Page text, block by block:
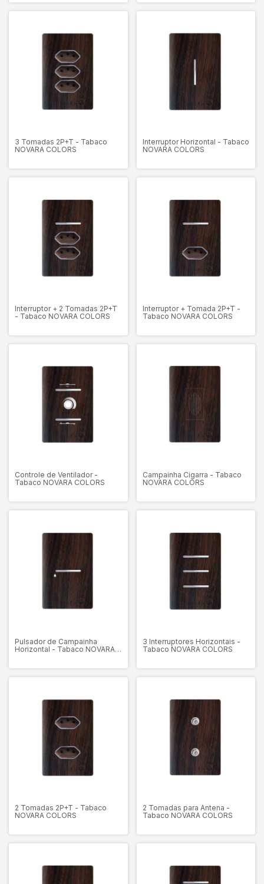
3 Tomadas 2P+T - Tabaco
NOVARA COLORS
Interruptor Horizontal - Tabaco
NOVARA COLORS
Interruptor + 2 Tomadas 2P+T
- Tabaco NOVARA COLORS
Interruptor + Tomada 2P+T -
Tabaco NOVARA COLORS
Controle de Ventilador -
Tabaco NOVARA COLORS
Campainha Cigarra - Tabaco
NOVARA COLORS
Pulsador de Campainha
Horizontal - Tabaco NOVARA
3 Interruptores Horizontais -
Tabaco NOVARA COLORS
2 Tomadas 2P+T - Tabaco
NOVARA COLORS
2 Tomadas para Antena -
Tabaco NOVARA COLORS